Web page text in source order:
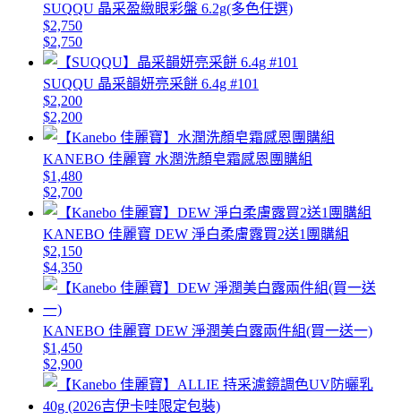
SUQQU 晶采盈緻眼彩盤 6.2g(多色任選)
$2,750
$2,750
SUQQU 晶采韻妍亮采餅 6.4g #101
$2,200
$2,200
KANEBO 佳麗寶 水潤洗顏皂霜感恩團購組
$1,480
$2,700
KANEBO 佳麗寶 DEW 淨白柔膚露買2送1團購組
$2,150
$4,350
KANEBO 佳麗寶 DEW 淨潤美白露兩件組(買一送一)
$1,450
$2,900